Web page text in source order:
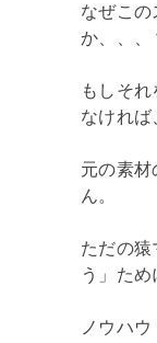
なぜこの
か、、、
もしそ
なければ
元の素材
ん。
ただの猿
う」ため
ノウハ